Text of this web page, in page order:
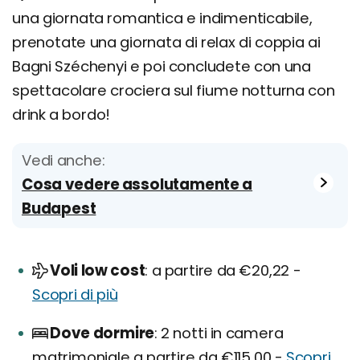
una giornata romantica e indimenticabile,
prenotate una giornata di relax di coppia ai
Bagni Széchenyi e poi concludete con una
spettacolare crociera sul fiume notturna con
drink a bordo!
Vedi anche:
Cosa vedere assolutamente a
Budapest
Voli low cost a partire da €20,22 -
Scopri di più
Dove dormire 2 notti in camera